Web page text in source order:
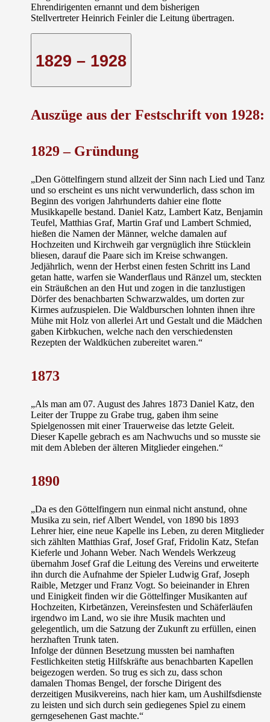
Ehrendirigenten ernannt und dem bisherigen
StellvertreterHeinrich Feinlerdie Leitung übertragen.
1829 – 1928
Auszüge aus der Festschrift von 1928:
1829 – Gründung
„Den Göttelfingern stund allzeit der Sinn nach Lied und Tanz
und so erscheint es uns nicht verwunderlich, dass schon im
Beginn des vorigen Jahrhunderts dahier eine flotte
Musikkapelle bestand. Daniel Katz, Lambert Katz, Benjamin
Teufel, Matthias Graf, Martin Graf und Lambert Schmied,
hießen die Namen der Männer, welche damalen auf
Hochzeiten und Kirchweih gar vergnüglich ihre Stücklein
bliesen, darauf die Paare sich im Kreise schwangen.
Jedjährlich, wenn der Herbst einen festen Schritt ins Land
getan hatte, warfen sie Wanderflaus und Ränzel um, steckten
ein Sträußchen an den Hut und zogen in die tanzlustigen
Dörfer des benachbarten Schwarzwaldes, um dorten zur
Kirmes aufzuspielen. Die Waldburschen lohnten ihnen ihre
Mühe mit Holz von allerlei Art und Gestalt und die Mädchen
gaben Kirbkuchen, welche nach den verschiedensten
Rezepten der Waldküchen zubereitet waren.“
1873
„Als man am 07. August des Jahres 1873 Daniel Katz, den
Leiter der Truppe zu Grabe trug, gaben ihm seine
Spielgenossen mit einer Trauerweise das letzte Geleit.
Dieser Kapelle gebrach es am Nachwuchs und so musste sie
mit dem Ableben der älteren Mitglieder eingehen.“
1890
„Da es den Göttelfingern nun einmal nicht anstund, ohne
Musika zu sein, rief Albert Wendel, von 1890 bis 1893
Lehrer hier, eine neue Kapelle ins Leben, zu deren Mitglieder
sich zählten Matthias Graf, Josef Graf, Fridolin Katz, Stefan
Kieferle und Johann Weber. Nach Wendels Werkzeug
übernahm Josef Graf die Leitung des Vereins und erweiterte
ihn durch die Aufnahme der Spieler Ludwig Graf, Joseph
Raible, Metzger und Franz Vogt. So beieinander in Ehren
und Einigkeit finden wir die Göttelfinger Musikanten auf
Hochzeiten, Kirbetänzen, Vereinsfesten und Schäferläufen
irgendwo im Land, wo sie ihre Musik machten und
gelegentlich, um die Satzung der Zukunft zu erfüllen, einen
herzhaften Trunk taten.
Infolge der dünnen Besetzung mussten bei namhaften
Festlichkeiten stetig Hilfskräfte aus benachbarten Kapellen
beigezogen werden. So trug es sich zu, dass schon
damalenThomas Bengel, der forsche Dirigent des
derzeitigen Musikvereins, nach hier kam, um Aushilfsdienste
zu leisten und sich durch sein gediegenes Spiel zu einem
gerngesehenen Gast machte.“